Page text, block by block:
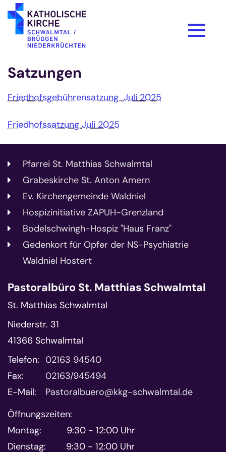
Zum Inhalt springen
Satzungen
Friedhofsgebührensatzung Juli 2025
Friedhofssatzung Juli 2025
Pfarrei St. Matthias Schwalmtal
Grabeskirche St. Anton Amern
Ev. Kirchengemeinde Waldniel
Hospizinitiative ZAPUH-Grenzland
Bodelschwingh-Hospiz "Haus Franz"
Gedenkort für Opfer der NS-Psychiatrie
Waldniel Hostert
Pastoralbüro St. Matthias Schwalmtal
St. Matthias Schwalmtal
Niederstr. 31
41366 Schwalmtal
Telefon: 02163 94540
Fax:
02163/945494
E-Mail:
Pastoralbuero@kkg-schwalmtal.de
Öffnungszeiten:
Montag: 9:30 - 12:00 Uhr
Dienstag: 9:30 - 12:00 Uhr